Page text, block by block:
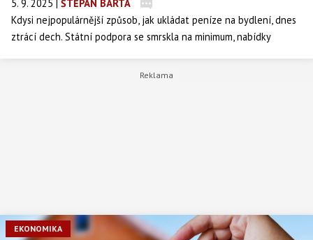
5. 9. 2025 | ŠTĚPÁN BÁRTA
Kdysi nejpopulárnější způsob, jak ukládat peníze na bydlení, dnes
ztrácí dech. Státní podpora se smrskla na minimum, nabídky
možnostech. Stavebnímu spoření tak v Česku zvoní hrana.
EKONOMIKA